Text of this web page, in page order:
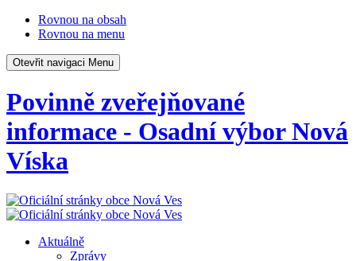
Rovnou na obsah
Rovnou na menu
Otevřit navigaci Menu
Povinně zveřejňované
informace - Osadní výbor Nová
Víska
Aktuálně
Zprávy